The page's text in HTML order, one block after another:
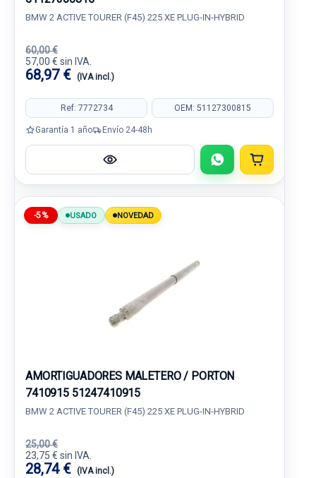
BMW 2 ACTIVE TOURER (F45) 225 XE PLUG-IN-HYBRID
60,00 €
57,00 € sin IVA.
68,97 € (IVA incl.)
Ref: 7772734 OEM: 51127300815
Garantía 1 año Envío 24-48h
-5% USADO NOVEDAD
AMORTIGUADORES MALETERO / PORTON
7410915 51247410915
BMW 2 ACTIVE TOURER (F45) 225 XE PLUG-IN-HYBRID
25,00 €
23,75 € sin IVA.
28,74 € (IVA incl.)